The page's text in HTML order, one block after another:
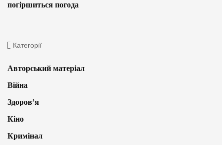
погіршиться погода
Категорії
Авторський матеріал
Війна
Здоров’я
Кіно
Кримінал